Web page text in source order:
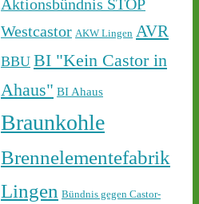
Atommülltransporte über
NRWs Autobahnen
Mahnwache versammelt -
castor-stoppen.de/ticker/
#atommüll #castor
Aktionsbündnis STOP
Westcastor AKW Lingen AVR
BBU BI "Kein Castor in
Ahaus" BI Ahaus
Braunkohle
Brennelementefabrik
Lingen Bündnis gegen Castor-